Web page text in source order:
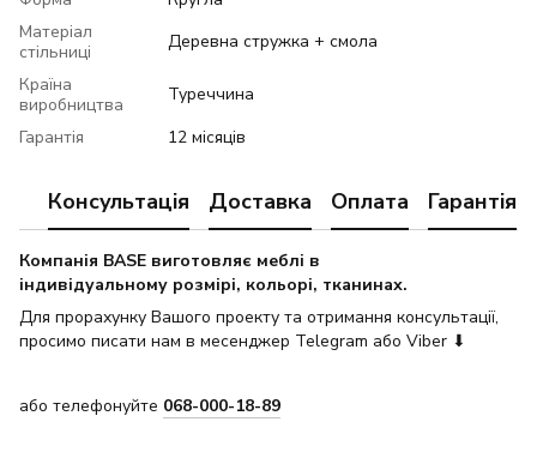
Матеріал
стільниці
Деревна стружка + смола
Країна
виробництва
Туреччина
Гарантія
12 місяців
Консультація Доставка Оплата Гарантія
Компанія BASE виготовляє меблі в
індивідуальному розмірі, кольорі, тканинах.
Для прорахунку Вашого проекту та отримання консультації,
просимо писати нам в месенджер Telegram або Viber ⬇
або телефонуйте 068-000-18-89